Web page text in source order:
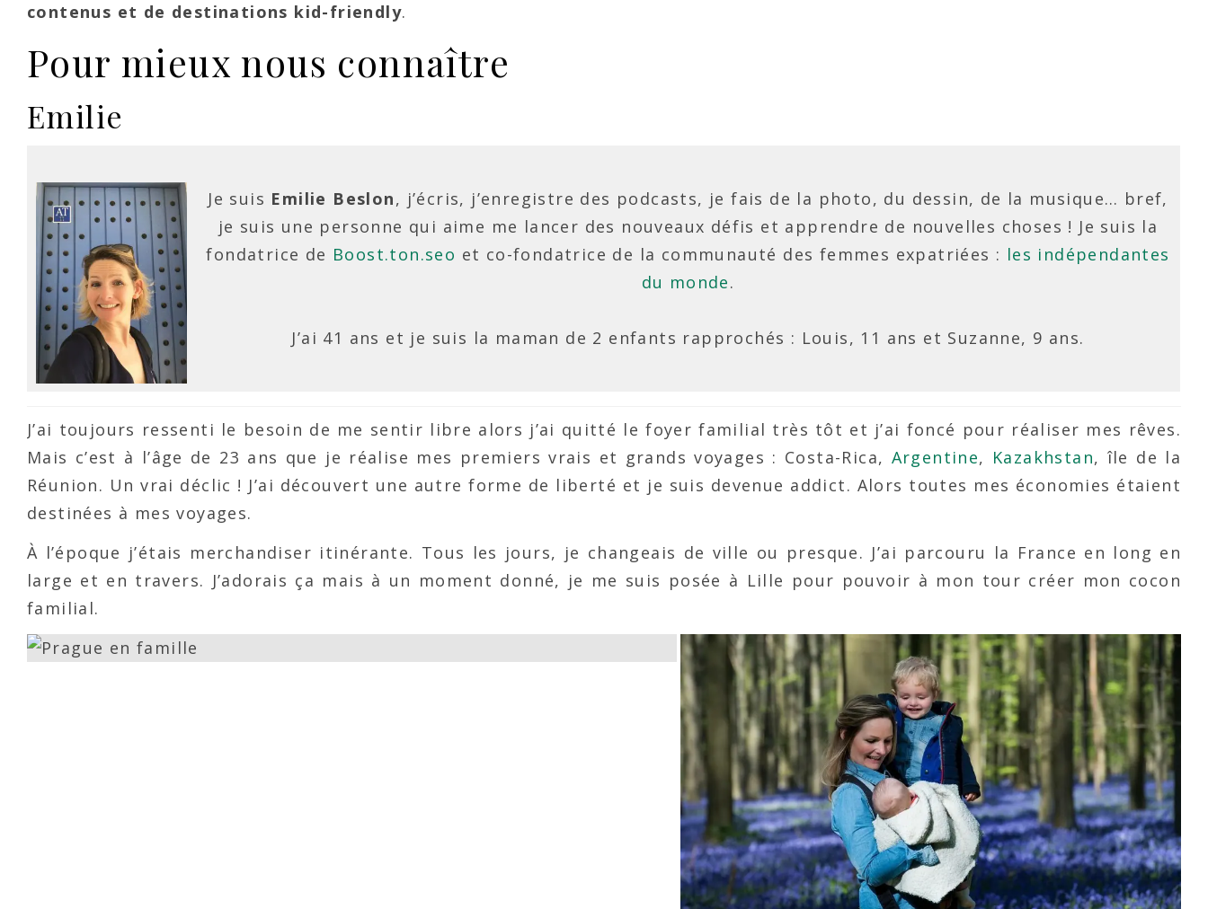
contenus et de destinations kid-friendly.
Pour mieux nous connaître
Emilie
Je suis Emilie Beslon, j’écris, j’enregistre des podcasts, je fais de la photo, du dessin, de la musique… bref,
je suis une personne qui aime me lancer des nouveaux défis et apprendre de nouvelles choses ! Je suis la
fondatrice de Boost.ton.seo et co-fondatrice de la communauté des femmes expatriées : les indépendantes
du monde.
J’ai 41 ans et je suis la maman de 2 enfants rapprochés : Louis, 11 ans et Suzanne, 9 ans.
J’ai toujours ressenti le besoin de me sentir libre alors j’ai quitté le foyer familial très tôt et j’ai foncé pour réaliser mes rêves.
Mais c’est à l’âge de 23 ans que je réalise mes premiers vrais et grands voyages : Costa-Rica, Argentine, Kazakhstan, île de la
Réunion. Un vrai déclic ! J’ai découvert une autre forme de liberté et je suis devenue addict. Alors toutes mes économies étaient
destinées à mes voyages.
À l’époque j’étais merchandiser itinérante. Tous les jours, je changeais de ville ou presque. J’ai parcouru la France en long en
large et en travers. J’adorais ça mais à un moment donné, je me suis posée à Lille pour pouvoir à mon tour créer mon cocon
familial.